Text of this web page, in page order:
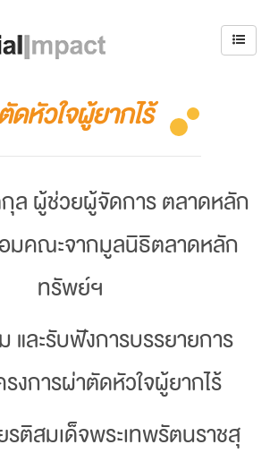
ดหัวใจผู้ยากไร้
ล ผู้ช่วยผู้จัดการ ตลาดหลัก
มคณะจากมูลนิธิตลาดหลัก
ทรัพย์ฯ
และรับฟังการบรรยายการ
รงการผ่าตัดหัวใจผู้ยากไร้
รติสมเด็จพระเทพรัตนราชสุ